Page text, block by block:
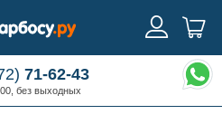
71-62-43
без выходных